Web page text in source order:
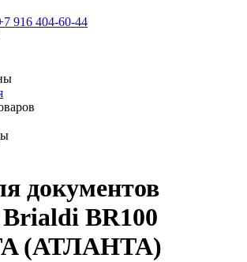
916 404-60-44
документов
BR100
(АТЛАНТА)